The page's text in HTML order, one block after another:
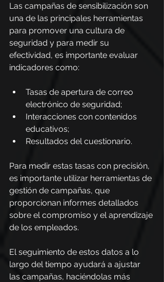
Las campañas de sensibilización son
una de las principales herramientas
para promover una cultura de
seguridad y para medir su
efectividad, es importante evaluar
indicadores como:
Tasas de apertura de correo
electrónico de seguridad;
Interacciones con contenidos
educativos;
Resultados del cuestionario.
Para medir estas tasas con precisión,
es importante utilizar herramientas de
gestión de campañas, que
proporcionan informes detallados
sobre el compromiso y el aprendizaje
de los empleados.
El seguimiento de estos datos a lo
largo del tiempo ayudará a ajustar
las campañas, haciéndolas más